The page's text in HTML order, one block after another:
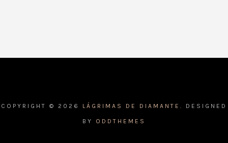
COPYRIGHT © 2026 LÁGRIMAS DE DIAMANTE. DESIGNED
BY ODDTHEMES